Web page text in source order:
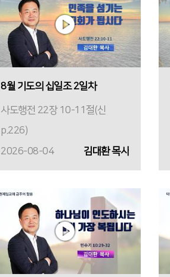
8월 기도의 십일조 2일차
사도행전 22장 10-11절(신
p.226)
2026-08-04
김대환 목사